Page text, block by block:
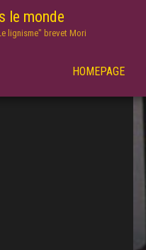
le monde
lignisme" brevet Mori
HOMEPAGE